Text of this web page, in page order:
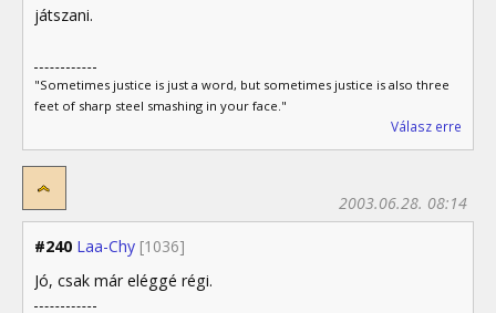
játszani.
"Sometimes justice is just a word, but sometimes justice is also three
feet of sharp steel smashing in your face."
Válasz erre
#240 Laa-Chy [1036]
2003.06.28. 08:14
Jó, csak már eléggé régi.